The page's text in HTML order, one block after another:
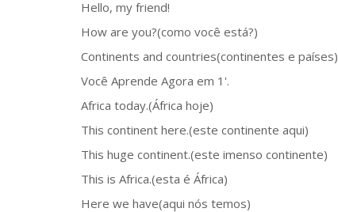
Hello, my friend!
How are you?(como você está?)
Continents and countries(continentes e países)
Você Aprende Agora em 1'.
Africa today.(África hoje)
This continent here.(este continente aqui)
This huge continent.(este imenso continente)
This is Africa.(esta é África)
Here we have(aqui nós temos)